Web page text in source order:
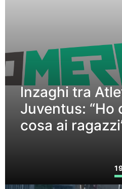
lnzaghi tra
Juventus: “Ho
cosa ai